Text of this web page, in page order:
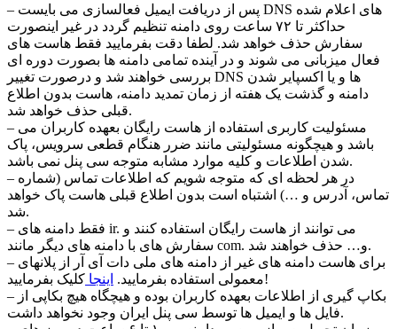
– پس از دریافت ایمیل فعالسازی می بایست DNS های اعلام شده
حداکثر تا ۷۲ ساعت روی دامنه تنظیم گردد در غیر اینصورت
سفارش حذف خواهد شد. لطفا دقت بفرمایید فقط هاست های
فعال میزبانی می شوند و در آینده تمامی دامنه ها بصورت دوره ای
بررسی خواهند شد و درصورت تغییر DNS ها و یا اکسپایر شدن
دامنه و گذشت یک هفته از زمان تمدید دامنه، هاست بدون اطلاع
قبلی حذف خواهد شد.
– مسئولیت کاربری استفاده از هاست رایگان بعهده کاربران می
باشد و هیچگونه مسئولیتی مانند ضرر هنگام قطعی سرویس، پاک
شدن اطلاعات و کلیه موارد مشابه متوجه سی پنل نمی باشد.
– در هر لحظه ای که متوجه شویم که اطلاعات تماس (شماره
تماس، آدرس و …) اشتباه است بدون اطلاع قبلی هاست پاک خواهد
شد.
– فقط دامنه های ir. می توانند از هاست رایگان استفاده کنند و
سفارش های با دامنه های دیگر مانند com. و… حذف خواهند شد.
– برای هاست دامنه های غیر از دامنه های ملی دات آی آر از پلانهای
معمولی استفاده بفرمایید. اینجا
کلیک بفرمایید!
– بکاپ گیری از اطلاعات بعهده کاربران بوده و هیچگاه هیچ بکاپی از
فایل ها و ایمیل ها توسط سی پنل ایران وجود نخواهد داشت.